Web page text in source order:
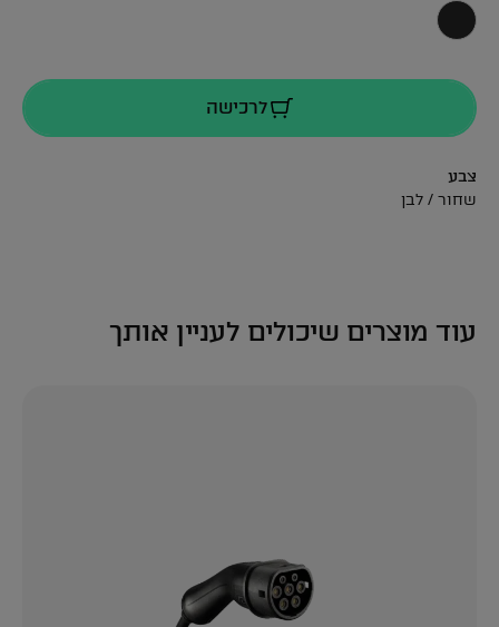
לרכישה
צבע
שחור / לבן
עוד מוצרים שיכולים לעניין אותך